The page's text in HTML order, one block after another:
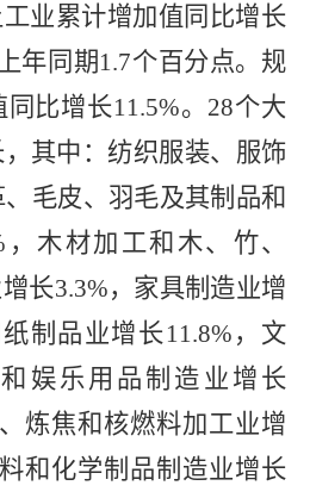
业累计增加值同比增长
年同期1.7个百分点。规
同比增长11.5%。 28个大
其中：纺织服装、服饰
、毛皮、羽毛及其制品和
，木材加工和木、竹、
长3.3%，家具制造业增
制品业增长11.8% ，文
娱乐用品制造业增长
炼焦和核燃料加工业增
和化学制品制造业增长